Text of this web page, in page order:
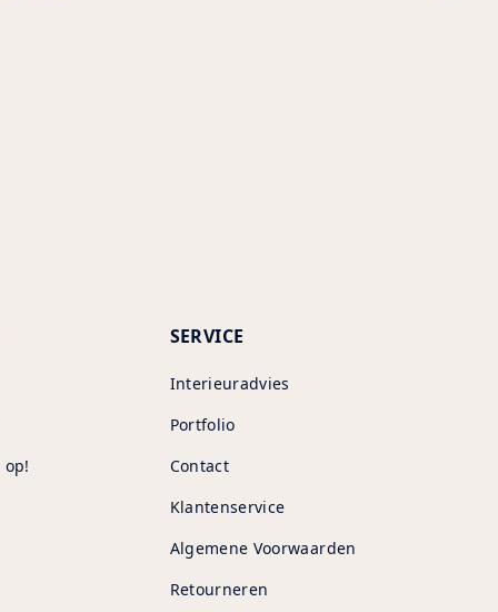
SERVICE
Interieuradvies
Portfolio
Contact
Klantenservice
Algemene Voorwaarden
Retourneren